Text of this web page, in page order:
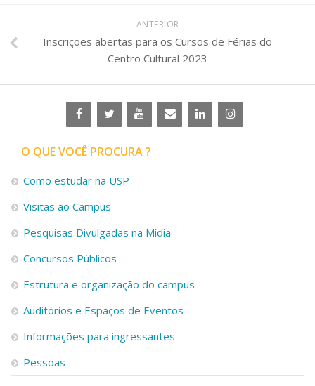
ANTERIOR
Inscrições abertas para os Cursos de Férias do
Centro Cultural 2023
O QUE VOCÊ PROCURA ?
Como estudar na USP
Visitas ao Campus
Pesquisas Divulgadas na Mídia
Concursos Públicos
Estrutura e organização do campus
Auditórios e Espaços de Eventos
Informações para ingressantes
Pessoas